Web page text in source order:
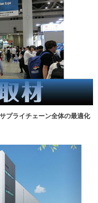
プライチェーン全体の最適化